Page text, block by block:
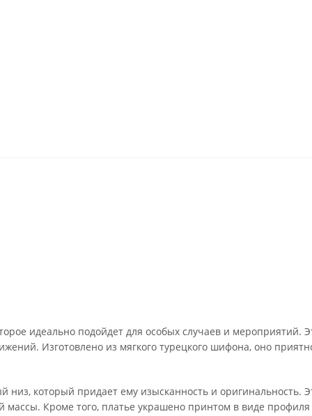
идеально подойдет для особых случаев и мероприятий.
Изготовлено из мягкого турецкого шифона, оно
низ, который придает ему изысканность и
Кроме того, платье украшено принтом в виде